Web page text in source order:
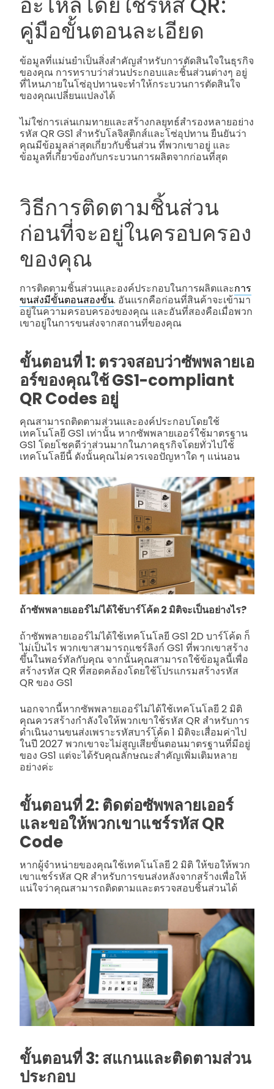
คู่มือขั้นตอนละเอียด
ข้อมูลที่แม่นยำเป็นสิ่งสำคัญสำหรับการตัดสินใจในธุรกิจ
ของคุณ การทราบว่าส่วนประกอบและชิ้นส่วนต่างๆ อยู่
ที่ไหนภายในโซ่อุปทานจะทำให้กระบวนการตัดสินใจ
ของคุณเปลี่ยนแปลงได้
ไม่ใช่การเล่นเกมทายและสร้างกลยุทธ์สำรองหลายอย่าง
รหัส QR GS1 สำหรับโลจิสติกส์และโซ่อุปทาน ยืนยันว่า
คุณมีข้อมูลล่าสุดเกี่ยวกับชิ้นส่วน ที่พวกเขาอยู่ และ
ข้อมูลที่เกี่ยวข้องกับกระบวนการผลิตจากก่อนที่สุด
วิธีการติดตามชิ้นส่วน
ก่อนที่จะอยู่ในครอบครอง
ของคุณ
การติดตามชิ้นส่วนและองค์ประกอบในการผลิตและการ
ขนส่งมีขั้นตอนสองขั้น. อันแรกคือก่อนที่สินค้าจะเข้ามา
อยู่ในความครอบครองของคุณ และอันที่สองคือเมื่อพวก
เขาอยู่ในการขนส่งจากสถานที่ของคุณ
ขั้นตอนที่ 1: ตรวจสอบว่าซัพพลายเอ
อร์ของคุณใช้ GS1-compliant
QR Codes อยู่
คุณสามารถติดตามส่วนและองค์ประกอบโดยใช้
เทคโนโลยี GS1 เท่านั้น หากซัพพลายเออร์ใช้มาตรฐาน
GS1 โดยโชคดีว่าส่วนมากในภาคธุรกิจโดยทั่วไปใช้
เทคโนโลยีนี้ ดังนั้นคุณไม่ควรเจอปัญหาใด ๆ แน่นอน
ถ้าซัพพลายเออร์ไม่ได้ใช้บาร์โค้ด 2 มิติจะเป็นอย่างไร?
ถ้าซัพพลายเออร์ไม่ได้ใช้เทคโนโลยี GS1 2D บาร์โค้ด ก็
ไม่เป็นไร พวกเขาสามารถแชร์ลิงก์ GS1 ที่พวกเขาสร้าง
ขึ้นในพอร์ทัลกับคุณ จากนั้นคุณสามารถใช้ข้อมูลนี้เพื่อ
สร้างรหัส QR ที่สอดคล้องโดยใช้โปรแกรมสร้างรหัส
QR ของ GS1
นอกจากนี้หากซัพพลายเออร์ไม่ได้ใช้เทคโนโลยี 2 มิติ
คุณควรสร้างกำลังใจให้พวกเขาใช้รหัส QR สำหรับการ
ดำเนินงานขนส่งเพราะรหัสบาร์โค้ด 1 มิติจะเสื่อมค่าไป
ในปี 2027 พวกเขาจะไม่สูญเสียขั้นตอนมาตรฐานที่มีอยู่
ของ GS1 แต่จะได้รับคุณลักษณะสำคัญเพิ่มเติมหลาย
อย่างค่ะ
ขั้นตอนที่ 2: ติดต่อซัพพลายเออร์
และขอให้พวกเขาแชร์รหัส QR
Code
หากผู้จำหน่ายของคุณใช้เทคโนโลยี 2 มิติ ให้ขอให้พวก
เขาแชร์รหัส QR สำหรับการขนส่งหลังจากสร้างเพื่อให้
แน่ใจว่าคุณสามารถติดตามและตรวจสอบชิ้นส่วนได้
ขั้นตอนที่ 3: สแกนและติดตามส่วน
ประกอบ